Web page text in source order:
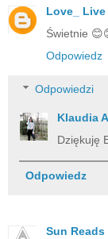
Love_ Live
Świetnie
Odpowiedz
Odpowiedzi
Klaudia
Dziękuję
Odpowiedz
Sun Reads